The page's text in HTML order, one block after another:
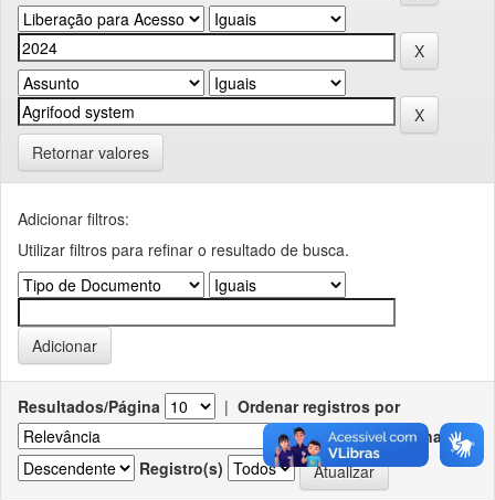
Retornar valores
Adicionar filtros:
Utilizar filtros para refinar o resultado de busca.
Resultados/Página | Ordenar registros por
Ordenar
Registro(s)